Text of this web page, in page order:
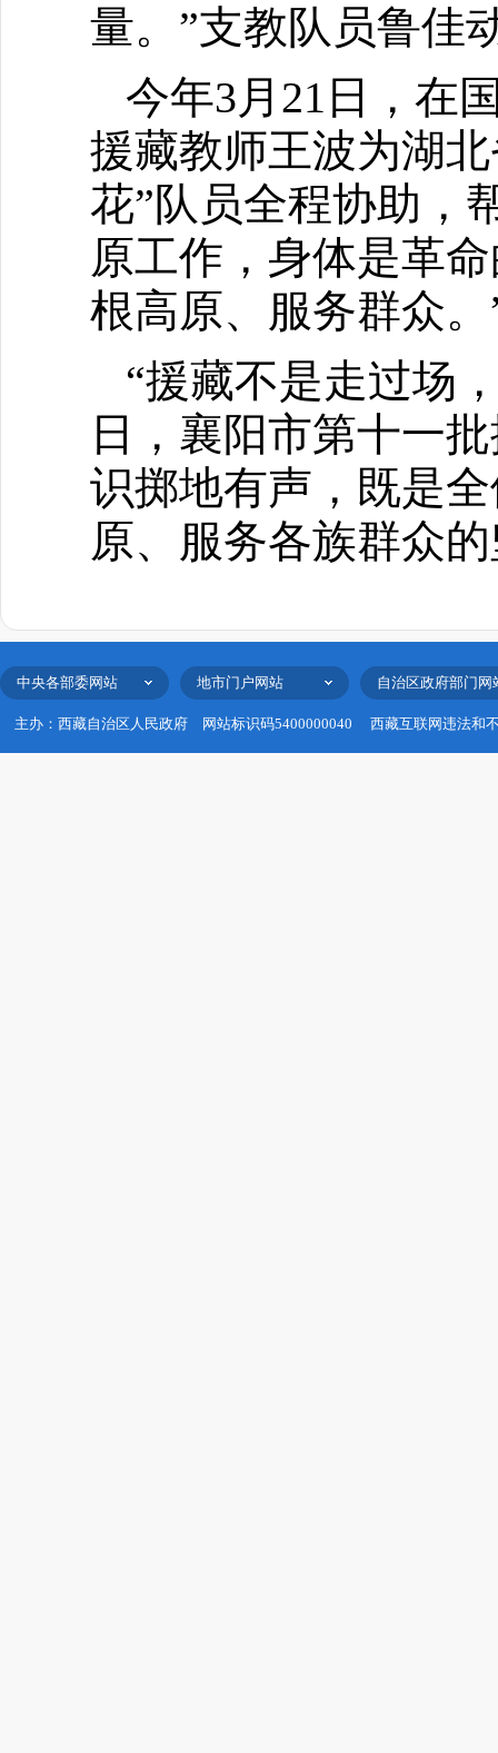
量。”支教队员鲁佳
今年3月21日，在
援藏教师王波为湖
花”队员全程协助，
原工作，身体是革
根高原、服务群众
“援藏不是走过场
日，襄阳市第十一
识掷地有声，既是
原、服务各族群众
中央各部委网站 地市门户网站 自治区政府部门网
主办：西藏自治区人民政府 网站标识码5400000040 西藏互联网违法和